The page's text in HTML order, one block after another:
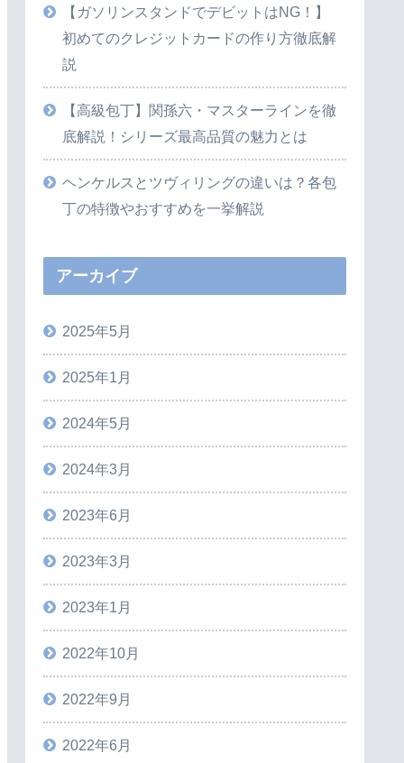
【ガソリンスタンドでデビットはNG！】
初めてのクレジットカードの作り方徹底解
説
【高級包丁】関孫六・マスターラインを徹
底解説！シリーズ最高品質の魅力とは
ヘンケルスとツヴィリングの違いは？各包
丁の特徴やおすすめを一挙解説
アーカイブ
2025年5月
2025年1月
2024年5月
2024年3月
2023年6月
2023年3月
2023年1月
2022年10月
2022年9月
2022年6月